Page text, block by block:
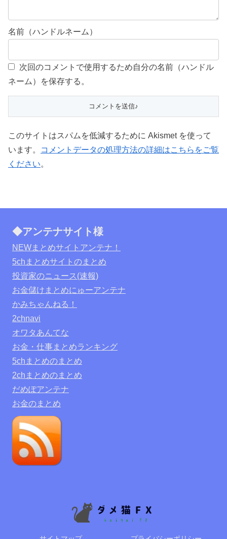
名前（ハンドルネーム）
次回のコメントで使用するため自分の名前（ハンドル
ネーム）を保存する。
このサイトはスパムを低減するために Akismet を使って
います。
コメントデータの処理方法の詳細はこちらをご覧
ください。
◆アンテナサイト様
NEWまとめサイトアンテナ！
5chまとめサイトのまとめ
投資家のニュース(速報)
お金儲けまとめにゅーアンテナ
かみちゃんねる！
2chnavi
オワタあんてな
お金・仕事まとめランキング
5chまとめのまとめ
2chまとめのまとめ
だめぽアンテナ
お金のまとめ